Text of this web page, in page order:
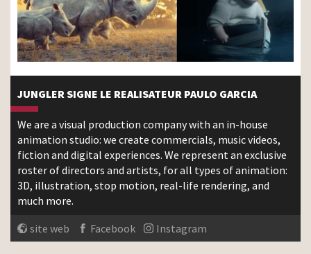
JUNGLER SIGNE LE REALISATEUR PAULO GARCIA
We are a visual production company with an in-house
animation studio: we create commercials, music videos,
fiction and digital experiences. We represent an exclusive
roster of directors and artists, for all types of animation:
3D, illustration, stop motion, real-life rendering, and
much more.
site web
Facebook Instagram